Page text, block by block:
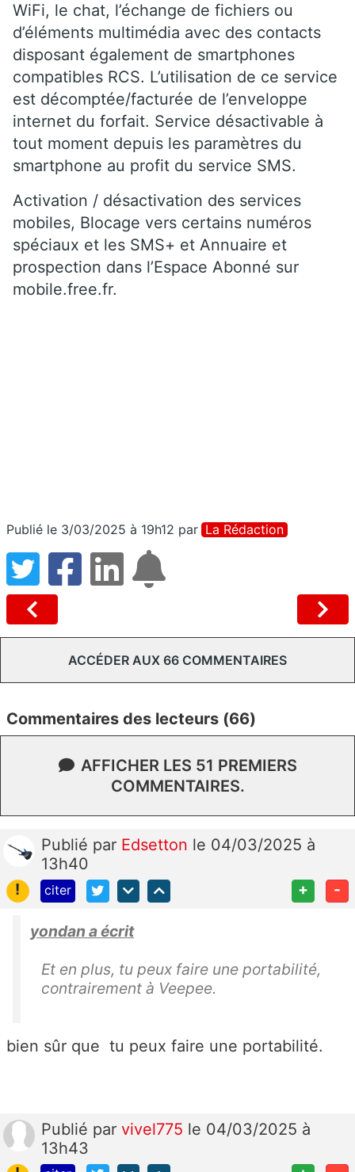
WiFi, le chat, l’échange de fichiers ou
d’éléments multimédia avec des contacts
disposant également de smartphones
compatibles RCS. L’utilisation de ce service
est décomptée/facturée de l’enveloppe
internet du forfait. Service désactivable à
tout moment depuis les paramètres du
smartphone au profit du service SMS.
Activation / désactivation des services
mobiles, Blocage vers certains numéros
spéciaux et les SMS+ et Annuaire et
prospection dans l’Espace Abonné sur
mobile.free.fr.
Publié le 3/03/2025 à 19h12 par La Rédaction
ACCÉDER AUX 66 COMMENTAIRES
Commentaires des lecteurs (66)
AFFICHER LES 51 PREMIERS
COMMENTAIRES.
Publié par Edsetton le 04/03/2025 à
13h40
!
citer + -
yondan a écrit
Et en plus, tu peux faire une portabilité,
contrairement à Veepee.
bien sûr que tu peux faire une portabilité.
Publié par vivel775 le 04/03/2025 à
13h43